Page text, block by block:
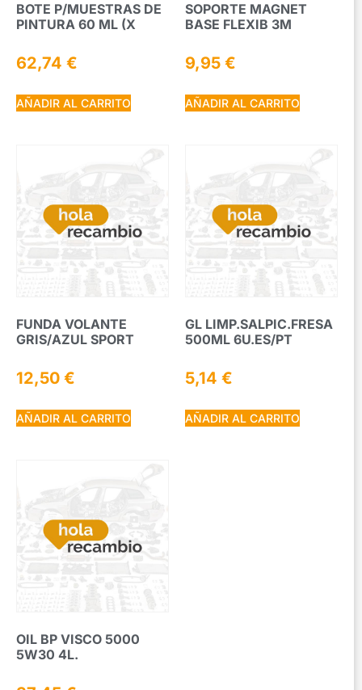
BOTE P/MUESTRAS DE
PINTURA 60 ML (X
62,74 €
AÑADIR AL CARRITO
SOPORTE MAGNET
BASE FLEXIB 3M
9,95 €
AÑADIR AL CARRITO
FUNDA VOLANTE
GRIS/AZUL SPORT
12,50 €
AÑADIR AL CARRITO
GL LIMP.SALPIC.FRESA
500ML 6U.ES/PT
5,14 €
AÑADIR AL CARRITO
OIL BP VISCO 5000
5W30 4L.